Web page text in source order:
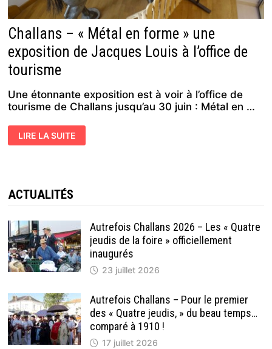
Challans – « Métal en forme » une
exposition de Jacques Louis à l’office de
tourisme
Une étonnante exposition est à voir à l’office de
tourisme de Challans jusqu’au 30 juin : Métal en …
CHALLANS
–
UNE
EXPOSITION
DE
LOUIS
À
L’OFFICE
DE
TOURISME
LIRE LA SUITE
ACTUALITÉS
Autrefois Challans 2026 – Les « Quatre
jeudis de la foire » officiellement
inaugurés
23 juillet 2026
Autrefois Challans – Pour le premier
des « Quatre jeudis, » du beau temps…
comparé à 1910 !
17 juillet 2026